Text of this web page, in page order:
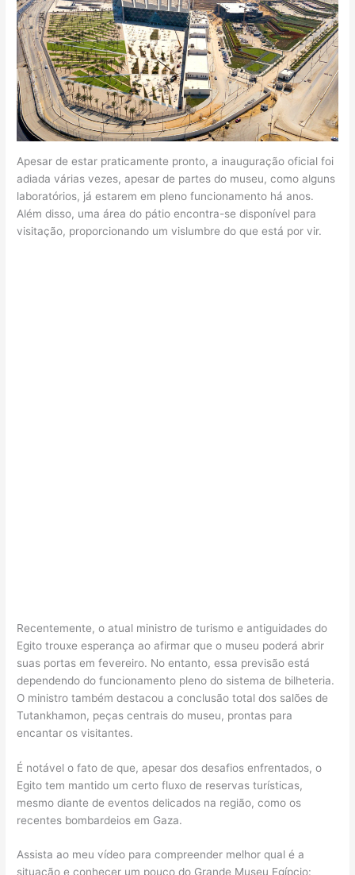
Apesar de estar praticamente pronto, a inauguração oficial foi
adiada várias vezes, apesar de partes do museu, como alguns
laboratórios, já estarem em pleno funcionamento há anos.
Além disso, uma área do pátio encontra-se disponível para
visitação, proporcionando um vislumbre do que está por vir.
Recentemente, o atual ministro de turismo e antiguidades do
Egito trouxe esperança ao afirmar que o museu poderá abrir
suas portas em fevereiro. No entanto, essa previsão está
dependendo do funcionamento pleno do sistema de bilheteria.
O ministro também destacou a conclusão total dos salões de
Tutankhamon, peças centrais do museu, prontas para
encantar os visitantes.
É notável o fato de que, apesar dos desafios enfrentados, o
Egito tem mantido um certo fluxo de reservas turísticas,
mesmo diante de eventos delicados na região, como os
recentes bombardeios em Gaza.
Assista ao meu vídeo para compreender melhor qual é a
situação e conhecer um pouco do Grande Museu Egípcio: